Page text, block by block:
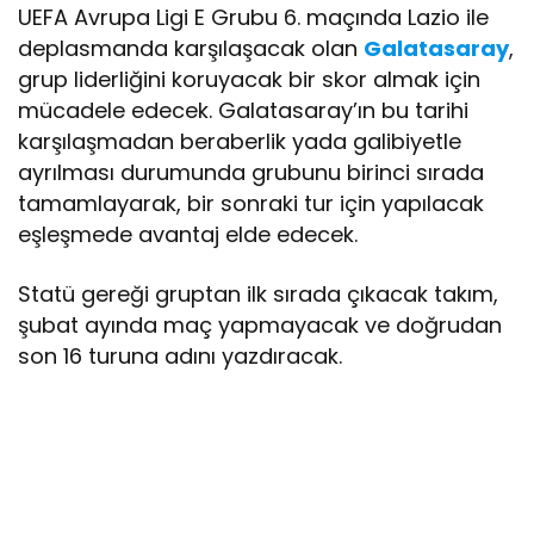
UEFA Avrupa Ligi E Grubu 6. maçında Lazio ile
deplasmanda karşılaşacak olan Galatasaray,
grup liderliğini koruyacak bir skor almak için
mücadele edecek. Galatasaray’ın bu tarihi
karşılaşmadan beraberlik yada galibiyetle
ayrılması durumunda grubunu birinci sırada
tamamlayarak, bir sonraki tur için yapılacak
eşleşmede avantaj elde edecek.
Statü gereği gruptan ilk sırada çıkacak takım,
şubat ayında maç yapmayacak ve doğrudan
son 16 turuna adını yazdıracak.